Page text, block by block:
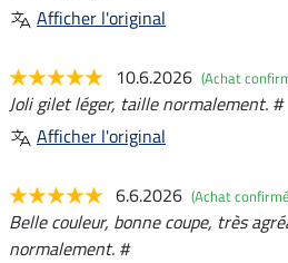
Afficher l'original
10.6.2026 (Achat
Joli gilet léger, taille normalement. #
Afficher l'original
6.6.2026 (Achat
Belle couleur, bonne coupe, très
normalement. #